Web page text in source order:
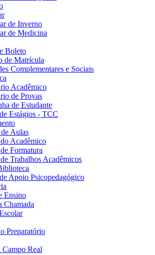
de Inverno
de Medicina
Boleto
de Matrícula
Complementares e Sociais
Acadêmico
de Provas
de Estudante
Estágios - TCC
Aulas
Acadêmico
Formatura
Trabalhos Acadêmicos
Apoio Psicopedagógico
Ensino
Chamada
Preparatório
Campo Real